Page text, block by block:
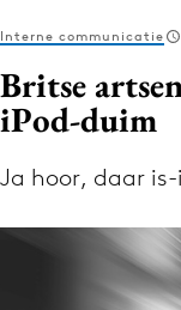
Log in
Volg het
Interne communicatie
Britse
iPod-duim
Ja hoor, daar